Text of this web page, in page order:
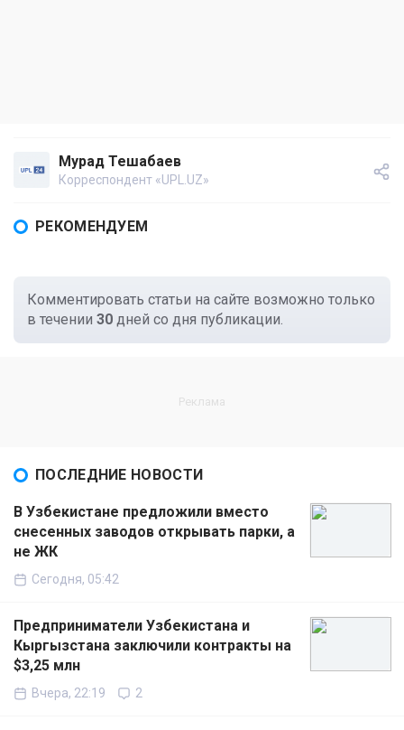
Мурад Тешабаев
Корреспондент «UPL.UZ»
РЕКОМЕНДУЕМ
Комментировать статьи на сайте возможно только
в течении 30 дней со дня публикации.
ПОСЛЕДНИЕ НОВОСТИ
В Узбекистане предложили вместо
снесенных заводов открывать парки, а
не ЖК
Сегодня, 05:42
Предприниматели Узбекистана и
Кыргызстана заключили контракты на
$3,25 млн
Вчера, 22:19 2